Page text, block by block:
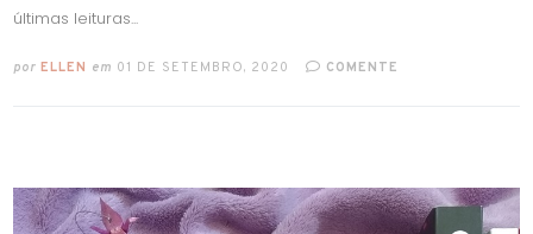
últimas leituras...
por ELLEN em 01 DE SETEMBRO, 2020 COMENTE